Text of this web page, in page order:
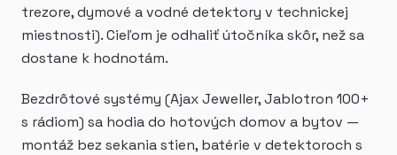
trezore, dymové a vodné detektory v technickej
miestnosti). Cieľom je odhaliť útočníka skôr, než sa
dostane k hodnotám.
Bezdrôtové systémy (Ajax Jeweller, Jablotron 100+
s rádiom) sa hodia do hotových domov a bytov —
montáž bez sekania stien, batérie v detektoroch s